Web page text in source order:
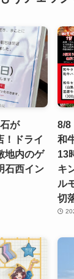
が
！ドライ
地内のゲ
石西イン
8/8
和
13
キ
ル
切